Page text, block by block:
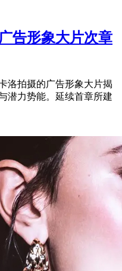
告形象大片次章
洛拍摄的广告形象大片揭
潜力势能。延续首章所建